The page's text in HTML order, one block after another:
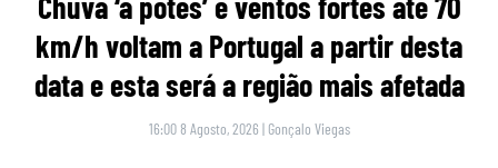
km/h voltam a Portugal a partir desta
data e esta será a região mais afetada
16:00 8 Agosto, 2026 | Gonçalo Viegas